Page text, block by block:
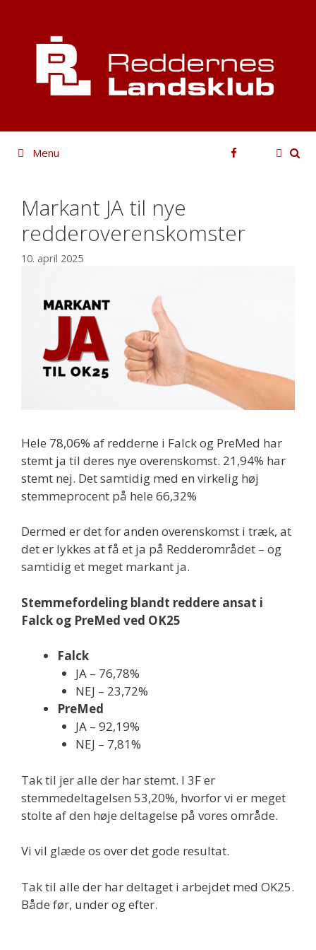
indhold
Facebook
Menu
Markant JA til nye
redderoverenskomster
10. april 2025
Hele 78,06% af redderne i Falck og PreMed har
stemt ja til deres nye overenskomst. 21,94% har
stemt nej. Det samtidig med en virkelig høj
stemmeprocent på hele 66,32%
Dermed er det for anden overenskomst i træk, at
det er lykkes at få et ja på Redderområdet – og
samtidig et meget markant ja.
Stemmefordeling blandt reddere ansat i
Falck og PreMed ved OK25
Falck
JA – 76,78%
NEJ – 23,72%
PreMed
JA – 92,19%
NEJ – 7,81%
Tak til jer alle der har stemt. I 3F er
stemmedeltagelsen 53,20%, hvorfor vi er meget
stolte af den høje deltagelse på vores område.
Vi vil glæde os over det gode resultat.
Tak til alle der har deltaget i arbejdet med OK25.
Både før, under og efter.